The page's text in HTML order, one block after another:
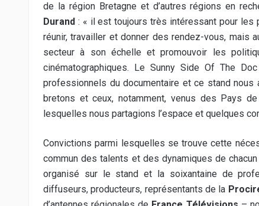
de la région Bretagne et d’autres régions en
Durand : « il est toujours très intéressant pour les
réunir, travailler et donner des rendez-vous, mais
secteur à son échelle et promouvoir les
cinématographiques. Le Sunny Side Of The
professionnels du documentaire et ce stand
bretons et ceux, notamment, venus des Pays
lesquelles nous partagions l’espace et quelques
Convictions parmi lesquelles se trouve cette
commun des talents et des dynamiques de
organisé sur le stand et la soixantaine de
diffuseurs, producteurs, représentants de la